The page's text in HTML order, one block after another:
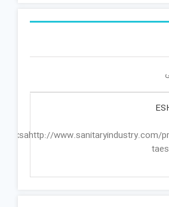
exsahttp://www.sanitaryindustry.com/